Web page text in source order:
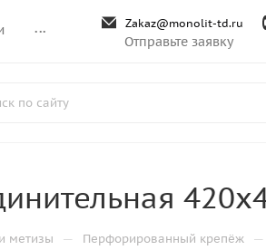
... Zakaz@monolit-td.ru
Отправьте заявку
метизы — Перфорированный крепёж —